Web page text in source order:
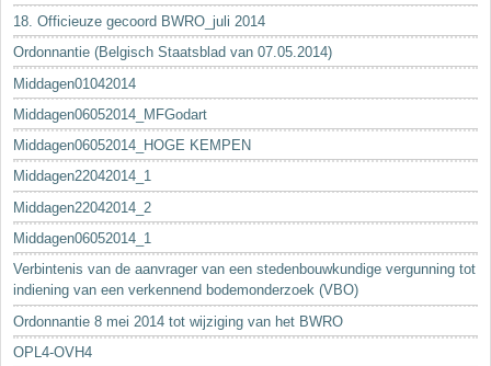
18. Officieuze gecoord BWRO_juli 2014
Ordonnantie (Belgisch Staatsblad van 07.05.2014)
Middagen01042014
Middagen06052014_MFGodart
Middagen06052014_HOGE KEMPEN
Middagen22042014_1
Middagen22042014_2
Middagen06052014_1
Verbintenis van de aanvrager van een stedenbouwkundige vergunning tot
indiening van een verkennend bodemonderzoek (VBO)
Ordonnantie 8 mei 2014 tot wijziging van het BWRO
OPL4-OVH4